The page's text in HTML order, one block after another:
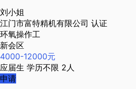
刘小姐
江门市富特精机有限公司 认证
环氧操作工
新会区
4000-12000元
应届生 学历不限 2人
申请